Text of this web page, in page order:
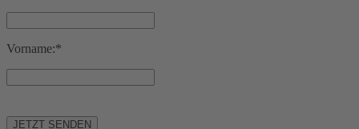
Vorname:*